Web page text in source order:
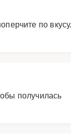
по
получилась